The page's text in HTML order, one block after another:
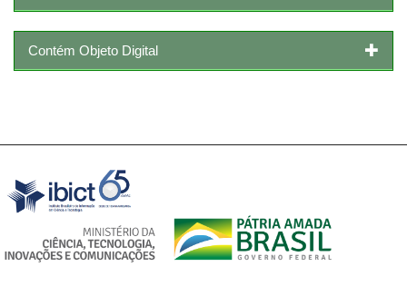
Contém Objeto Digital